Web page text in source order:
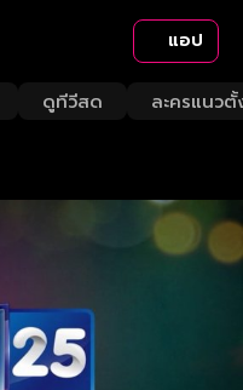
แอป
ดูทีวีสด ละครแนวตั้